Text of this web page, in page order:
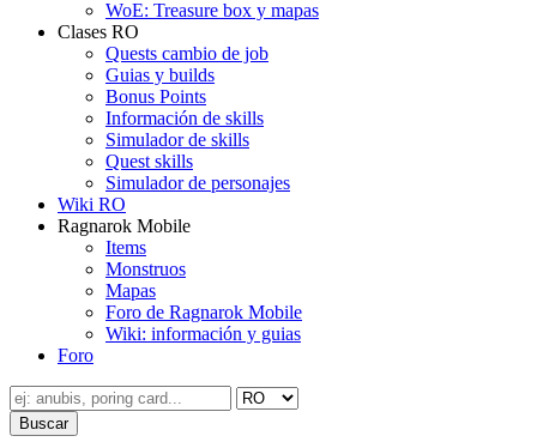
WoE: Treasure box y mapas
Clases RO
Quests cambio de job
Guias y builds
Bonus Points
Información de skills
Simulador de skills
Quest skills
Simulador de personajes
Wiki RO
Ragnarok Mobile
Items
Monstruos
Mapas
Foro de Ragnarok Mobile
Wiki: información y guias
Foro